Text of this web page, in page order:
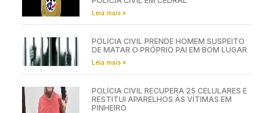
Leia mais »
POLÍCIA CIVIL PRENDE HOMEM SUSPEITO
DE MATAR O PRÓPRIO PAI EM BOM LUGAR
Leia mais »
POLÍCIA CIVIL RECUPERA 25 CELULARES E
RESTITUI APARELHOS ÀS VÍTIMAS EM
PINHEIRO